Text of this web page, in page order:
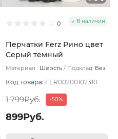
0 В наличии
Перчатки Ferz Рино цвет
Серый темный
Материал : Шерсть Подклад: Без
Код товара: FER00200102310
1 799Руб. -50%
899Руб.